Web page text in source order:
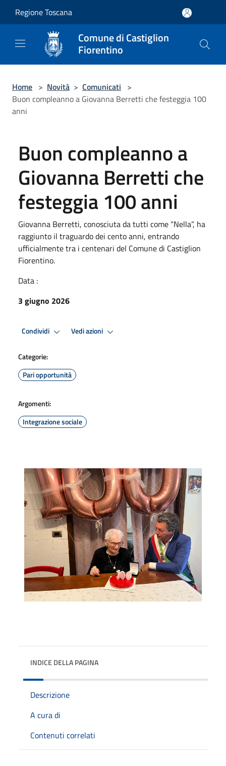
Regione Toscana
Comune di Castiglion
Fiorentino
Home > Novità > Comunicati >
Buon compleanno a Giovanna Berretti che festeggia 100
anni
Buon compleanno a
Giovanna Berretti che
festeggia 100 anni
Giovanna Berretti, conosciuta da tutti come “Nella”, ha
raggiunto il traguardo dei cento anni, entrando
ufficialmente tra i centenari del Comune di Castiglion
Fiorentino.
Data :
3 giugno 2026
Condividi Vedi azioni
Categorie:
Pari opportunità
Argomenti:
Integrazione sociale
INDICE DELLA PAGINA
Descrizione
A cura di
Contenuti correlati